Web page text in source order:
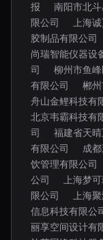
报
南阳市北
限公司
上海
胶制品有限公司
尚瑞智能仪器设
司
柳州市鱼
有限公司
郴
舟山金鲤科技有
北京韦霸科技有
司
福建省天
有限公司
成
饮管理有限公司
公司
上海梦
限公司
上海
信息科技有限公
丽享空间设计有